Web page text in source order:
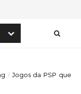
/ Jogos da PSP que